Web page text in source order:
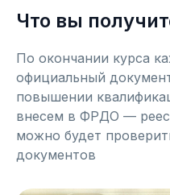
Что вы
По окончании курса
официальный
повышении
внесем в ФРДО —
можно будет
документов